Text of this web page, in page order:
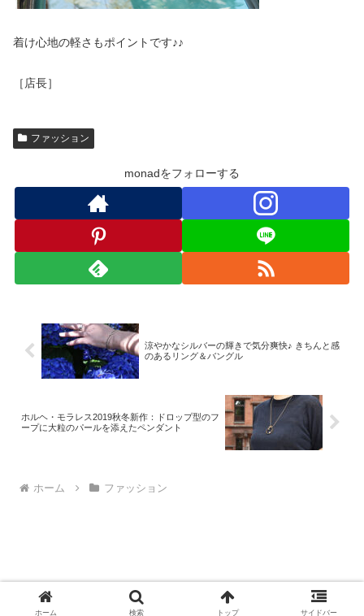
着け心地の軽さもポイントです♪♪
［店長］
ファッション
monadをフォローする
涼やかなシルバーの輝きで気分爽快♪ きちんと感
のあるリング＆バングル
ホルヘ・モラレス2019秋冬新作：ドロップ型のフ
ープに大粒のパールを添えたペンダント
ホーム ファッション
© 2008-2026 monad.
ホーム 検索 トップ サイドバー